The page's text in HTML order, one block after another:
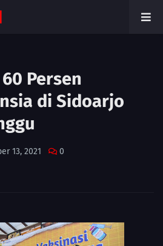
Persen
di Sidoarjo
13, 2021 0